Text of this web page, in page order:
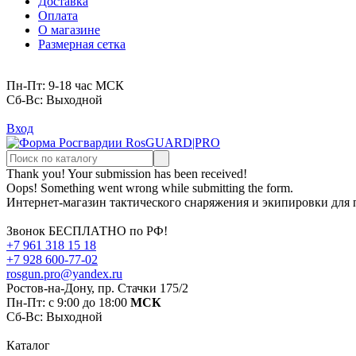
Оплата
О магазине
Размерная сетка
Пн-Пт: 9-18 час МСК
Cб-Вс: Выходной
Вход
Thank you! Your submission has been received!
Oops! Something went wrong while submitting the form.
Интернет-магазин тактического снаряжения и экипировки для
Звонок БЕСПЛАТНО по РФ!
+7 961 318 15 18
+7 928 600-77-02
rosgun.pro@yandex.ru
Ростов-на-Дону, пр. Стачки 175/2
Пн-Пт: с 9:00 до 18:00 МСК
Cб-Вс: Выходной
Каталог